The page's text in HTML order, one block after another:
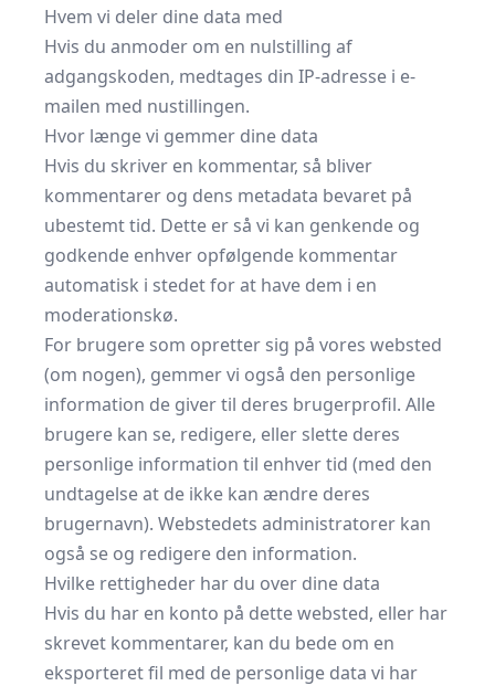
Hvem vi deler dine data med
Hvis du anmoder om en nulstilling af
adgangskoden, medtages din IP-adresse i e-
mailen med nustillingen.
Hvor længe vi gemmer dine data
Hvis du skriver en kommentar, så bliver
kommentarer og dens metadata bevaret på
ubestemt tid. Dette er så vi kan genkende og
godkende enhver opfølgende kommentar
automatisk i stedet for at have dem i en
moderationskø.
For brugere som opretter sig på vores websted
(om nogen), gemmer vi også den personlige
information de giver til deres brugerprofil. Alle
brugere kan se, redigere, eller slette deres
personlige information til enhver tid (med den
undtagelse at de ikke kan ændre deres
brugernavn). Webstedets administratorer kan
også se og redigere den information.
Hvilke rettigheder har du over dine data
Hvis du har en konto på dette websted, eller har
skrevet kommentarer, kan du bede om en
eksporteret fil med de personlige data vi har